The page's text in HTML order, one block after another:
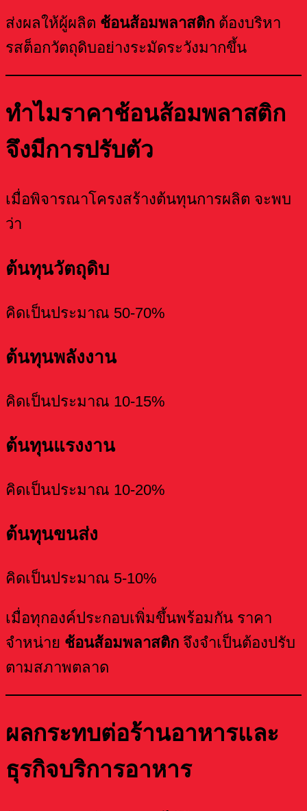
ส่งผลให้ผู้ผลิต ช้อนส้อมพลาสติก ต้องบริหา
รสต็อกวัตถุดิบอย่างระมัดระวังมากขึ้น
ทำไมราคาช้อนส้อมพลาสติก
จึงมีการปรับตัว
เมื่อพิจารณาโครงสร้างต้นทุนการผลิต จะพบ
ว่า
ต้นทุนวัตถุดิบ
คิดเป็นประมาณ 50-70%
ต้นทุนพลังงาน
คิดเป็นประมาณ 10-15%
ต้นทุนแรงงาน
คิดเป็นประมาณ 10-20%
ต้นทุนขนส่ง
คิดเป็นประมาณ 5-10%
เมื่อทุกองค์ประกอบเพิ่มขึ้นพร้อมกัน ราคา
จำหน่าย ช้อนส้อมพลาสติก จึงจำเป็นต้องปรับ
ตามสภาพตลาด
ผลกระทบต่อร้านอาหารและ
ธุรกิจบริการอาหาร